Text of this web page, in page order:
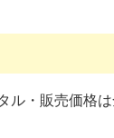
ル・販売価格